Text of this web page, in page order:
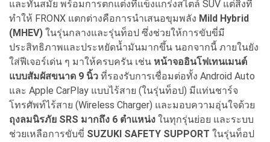
และทันสมัย พร้อมการตกแต่งที่แข็งแกร่งสไตล์ SUV แต่สิ่งที่
ทำให้ FRONX แตกต่างคือการนำเสนอขุมพลัง Mild Hybrid
(MHEV) ในรุ่นกลางและรุ่นท็อป ซึ่งช่วยให้การขับขี่มี
ประสิทธิภาพและประหยัดน้ำมันมากขึ้น นอกจากนี้ ภายในยัง
ใส่ฟีเจอร์เด่น ๆ มาให้ครบครัน เช่น หน้าจออินโฟเทนเมนต์
แบบสัมผัสขนาด 9 นิ้ว ที่รองรับการเชื่อมต่อทั้ง Android Auto
และ Apple CarPlay แบบไร้สาย (ในรุ่นท็อป) มีแท่นชาร์จ
โทรศัพท์ไร้สาย (Wireless Charger) และมอบความอุ่นใจด้วย
ถุงลมนิรภัย SRS มากถึง 6 ตำแหน่ง ในทุกรุ่นย่อย และระบบ
ช่วยเหลือการขับขี่ SUZUKI SAFETY SUPPORT ในรุ่นท็อป